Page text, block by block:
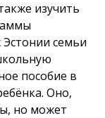
изучить
семьи
пособие в
Оно,
но может